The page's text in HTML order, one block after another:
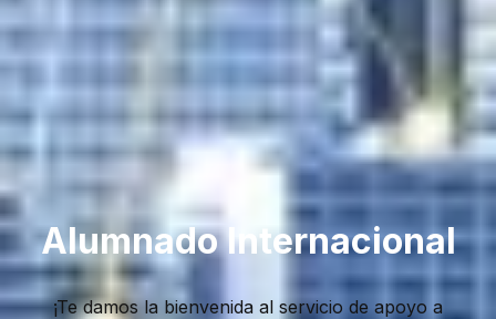
Alumnado Internacional
¡Te damos la bienvenida al servicio de apoyo a